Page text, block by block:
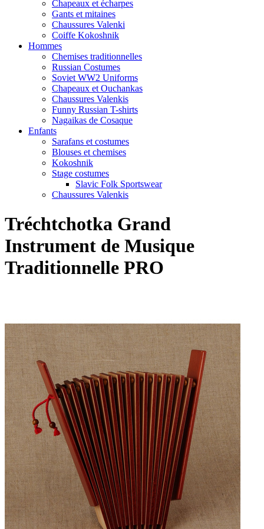
Chapeaux et écharpes
Gants et mitaines
Chaussures Valenki
Coiffe Kokoshnik
Hommes
Chemises traditionnelles
Russian Costumes
Soviet WW2 Uniforms
Chapeaux et Ouchankas
Chaussures Valenkis
Funny Russian T-shirts
Nagaikas de Cosaque
Enfants
Sarafans et costumes
Blouses et chemises
Kokoshnik
Stage costumes
Slavic Folk Sportswear
Chaussures Valenkis
Tréchtchotka Grand
Instrument de Musique
Traditionnelle PRO